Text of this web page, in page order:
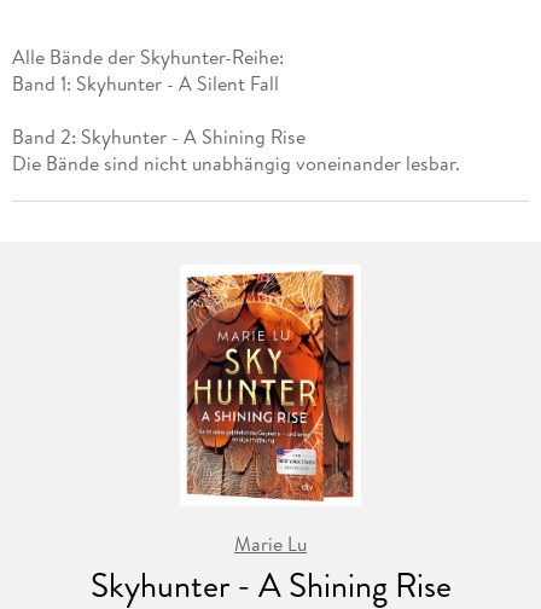
Alle Bände der Skyhunter-Reihe:
Band 1: Skyhunter - A Silent Fall
Band 2: Skyhunter - A Shining Rise
Die Bände sind nicht unabhängig voneinander lesbar.
Marie Lu
Skyhunter - A Shining Rise